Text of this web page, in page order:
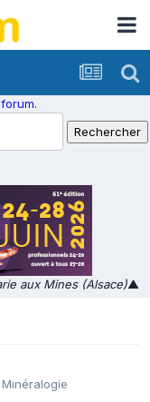
aux Mines (Alsace)▲